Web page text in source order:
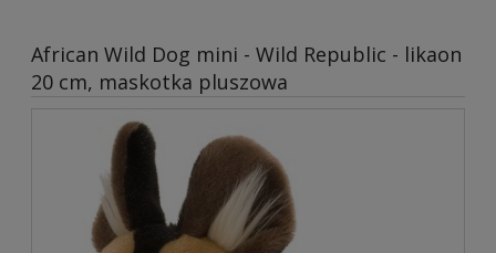
African Wild Dog mini - Wild Republic - likaon
20 cm, maskotka pluszowa